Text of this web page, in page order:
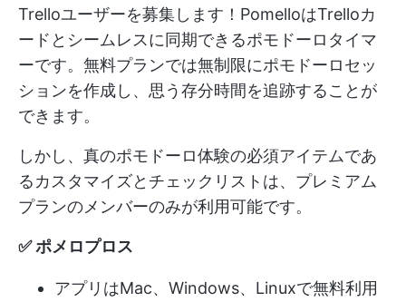
Trelloユーザーを募集します！PomelloはTrelloカ
ードとシームレスに同期できるポモドーロタイマ
ーです。無料プランでは無制限にポモドーロセッ
ションを作成し、思う存分時間を追跡することが
できます。
しかし、真のポモドーロ体験の必須アイテムであ
るカスタマイズとチェックリストは、プレミアム
プランのメンバーのみが利用可能です。
✅ ポメロプロス
アプリはMac、Windows、Linuxで無料利用